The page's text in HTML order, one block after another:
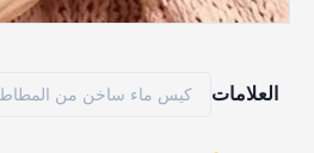
العلامات كيس ماء ساخن من المطاط 1000 مل